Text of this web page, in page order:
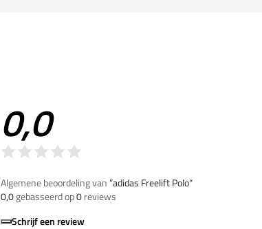
0,0
Algemene beoordeling van”adidas Freelift Polo“
0,0gebasseerd op0reviews
Schrijf een review